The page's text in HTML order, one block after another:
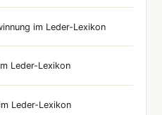
im Leder-Lexikon
Leder-Lexikon
Leder-Lexikon